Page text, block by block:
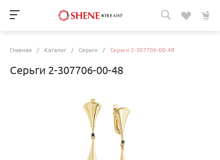
Главная / Каталог / Серьги / Серьги 2-307706-00-48
Серьги 2-307706-00-48